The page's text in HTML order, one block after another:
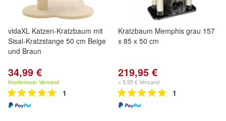
vidaXL Katzen-Kratzbaum mit
Sisal-Kratzstange 50 cm Beige
und Braun
34,99 €
Kostenloser Versand
1
Kratzbaum Memphis grau 157
x 85 x 50 cm
219,95 €
+ 5,95 € Versand
1